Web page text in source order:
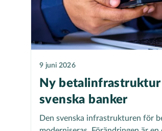
9 juni 2026
Ny
svenska banker
Den svenska infrastrukturen för